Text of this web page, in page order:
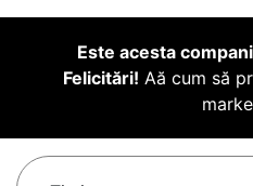
Este acesta
Felicitări! Aă cum să